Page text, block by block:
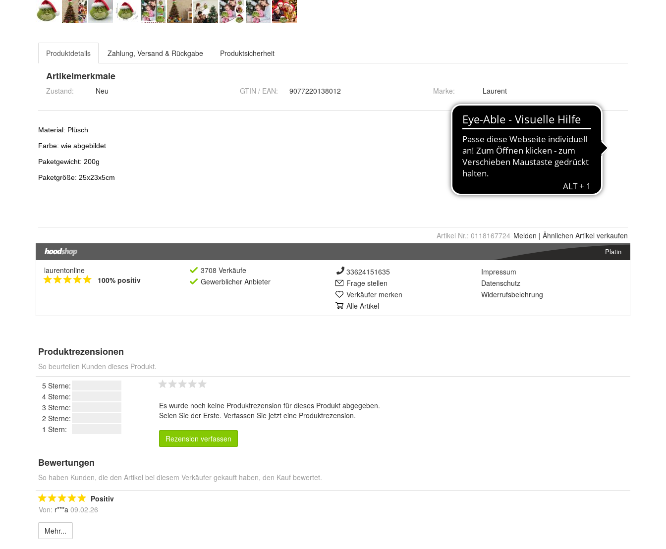
Produktdetails Zahlung, Versand & Rückgabe Produktsicherheit
Artikelmerkmale
Zustand: Neu GTIN / EAN: 9077220138012 Marke: Laurent
Artikel Nr.: 0118167724 Melden | Ähnlichen Artikel verkaufen
Platin
laurentonline
100% positiv
3708 Verkäufe
Gewerblicher Anbieter
33624151635
Frage stellen
Verkäufer merken
Alle Artikel
Impressum
Datenschutz
Widerrufsbelehrung
Produktrezensionen
So beurteilen Kunden dieses Produkt.
5 Sterne:
4 Sterne:
3 Sterne:
2 Sterne:
1 Stern:
Es wurde noch keine Produktrezension für dieses Produkt abgegeben.
Seien Sie der Erste. Verfassen Sie jetzt eine Produktrezension.
Rezension verfassen
Bewertungen
So haben Kunden, die den Artikel bei diesem Verkäufer gekauft haben, den Kauf bewertet.
Positiv
Von: r***a 09.02.26
Mehr...